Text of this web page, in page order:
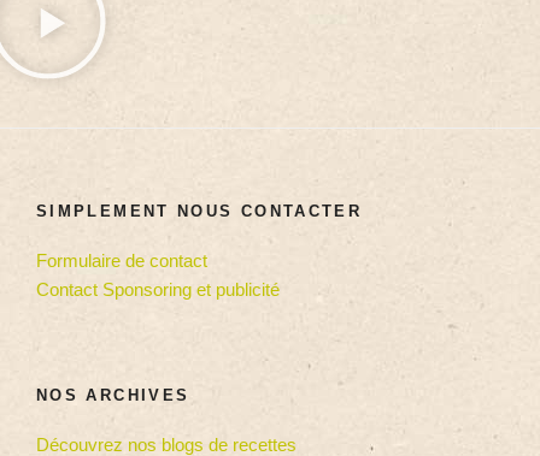
SIMPLEMENT NOUS CONTACTER
Formulaire de contact
Contact Sponsoring et publicité
NOS ARCHIVES
Découvrez nos blogs de recettes